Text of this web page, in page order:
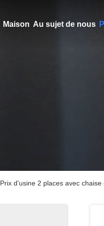
Maison Au sujet de nous
Prix d'usine 2 places avec